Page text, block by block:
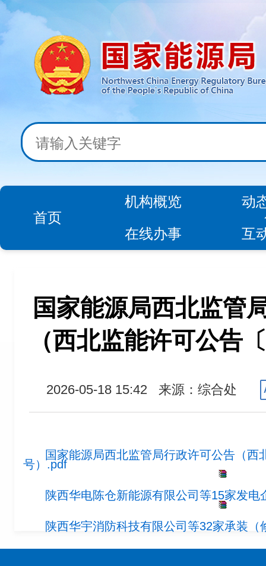
首页
机构概览
动
在线办事
互
国家能源局西北监管
（西北监能许可公告
2026-05-18 15:42 来源：综合处
国家能源局西北监管局行政许可公告（西
号）.pdf
陕西华电陈仓新能源有限公司等15家发电
陕西华宇消防科技有限公司等32家承装（